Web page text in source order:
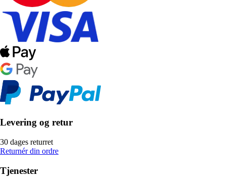
Levering og retur
30 dages returret
Returnér din ordre
Tjenester